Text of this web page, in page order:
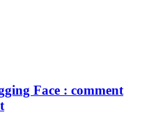
Face : comment